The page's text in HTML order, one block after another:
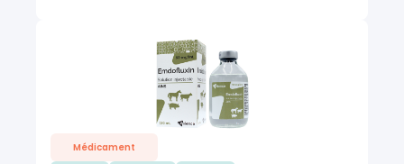
Médicament